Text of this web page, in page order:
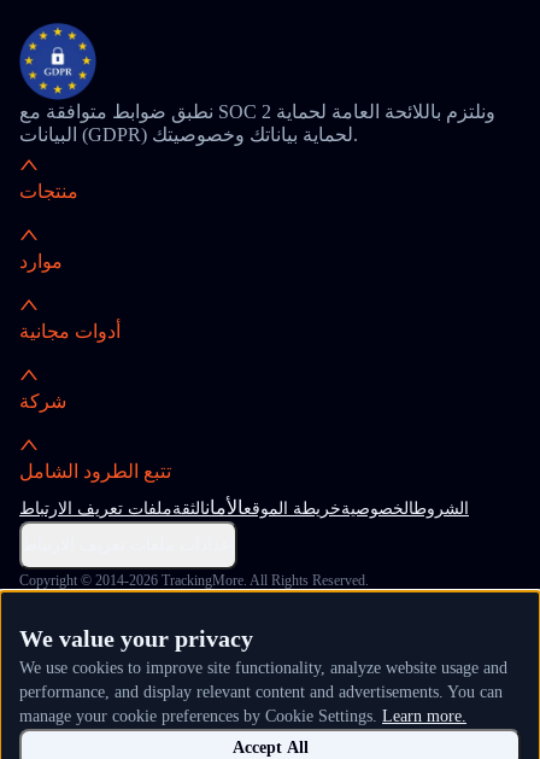
نطبق ضوابط متوافقة مع SOC 2 ونلتزم باللائحة العامة لحماية
البيانات (GDPR) لحماية بياناتك وخصوصيتك.
منتجات
موارد
أدوات مجانية
شركة
تتبع الطرود الشامل
الشروطالخصوصيةخريطة الموقعالأمانالثقةملفات تعريف الارتباط
Copyright © 2014-2026 TrackingMore. All Rights Reserved.
We value your privacy
We use cookies to improve site functionality, analyze website usage and
performance, and display relevant content and advertisements. You can
manage your cookie preferences by Cookie Settings. Learn more.
Accept All